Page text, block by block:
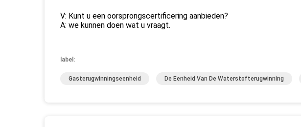
V: Kunt u een oorsprongscertificering aanbieden?
A: we kunnen doen wat u vraagt.
label:
Gasterugwinningseenheid De Eenheid Van De Waterstofterugwinning